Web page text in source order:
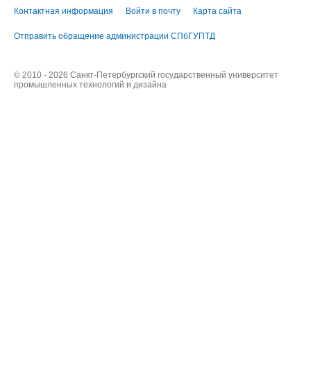
Контактная информация Войти в почту Карта сайта
Отправить обращение администрации СПбГУПТД
© 2010 - 2026 Санкт-Петербургский государственный университет
промышленных технологий и дизайна